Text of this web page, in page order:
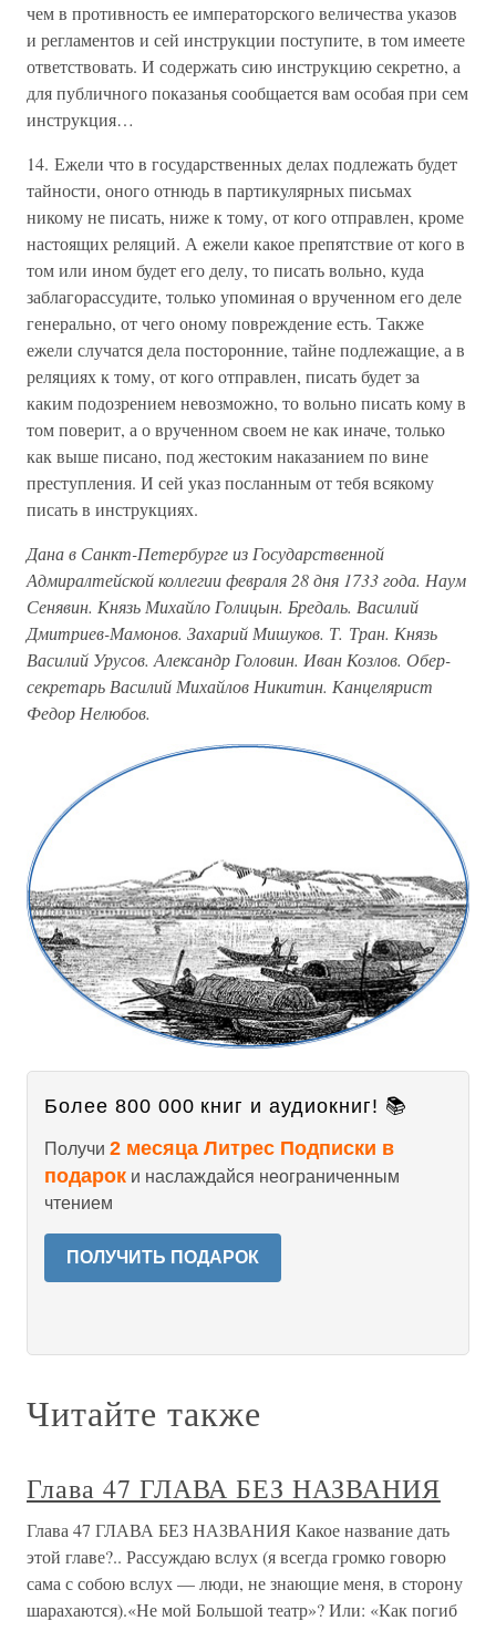
чем в противность ее императорского величества указов
и регламентов и сей инструкции поступите, в том имеете
ответствовать. И содержать сию инструкцию секретно, а
для публичного показанья сообщается вам особая при сем
инструкция…
14. Ежели что в государственных делах подлежать будет
тайности, оного отнюдь в партикулярных письмах
никому не писать, ниже к тому, от кого отправлен, кроме
настоящих реляций. А ежели какое препятствие от кого в
том или ином будет его делу, то писать вольно, куда
заблагорассудите, только упоминая о врученном его деле
генерально, от чего оному повреждение есть. Также
ежели случатся дела посторонние, тайне подлежащие, а в
реляциях к тому, от кого отправлен, писать будет за
каким подозрением невозможно, то вольно писать кому в
том поверит, а о врученном своем не как иначе, только
как выше писано, под жестоким наказанием по вине
преступления. И сей указ посланным от тебя всякому
писать в инструкциях.
Дана в Санкт-Петербурге из Государственной
Адмиралтейской коллегии февраля 28 дня 1733 года. Наум
Сенявин. Князь Михайло Голицын. Бредаль. Василий
Дмитриев-Мамонов. Захарий Мишуков. Т. Тран. Князь
Василий Урусов. Александр Головин. Иван Козлов. Обер-
секретарь Василий Михайлов Никитин. Канцелярист
Федор Нелюбов.
Более 800 000 книг и аудиокниг! 📚
Получи 2 месяца Литрес Подписки в
подарок и наслаждайся неограниченным
чтением
ПОЛУЧИТЬ ПОДАРОК
Читайте также
Глава 47 ГЛАВА БЕЗ НАЗВАНИЯ
Глава 47 ГЛАВА БЕЗ НАЗВАНИЯ Какое название дать
этой главе?.. Рассуждаю вслух (я всегда громко говорю
сама с собою вслух — люди, не знающие меня, в сторону
шарахаются).«Не мой Большой театр»? Или: «Как погиб